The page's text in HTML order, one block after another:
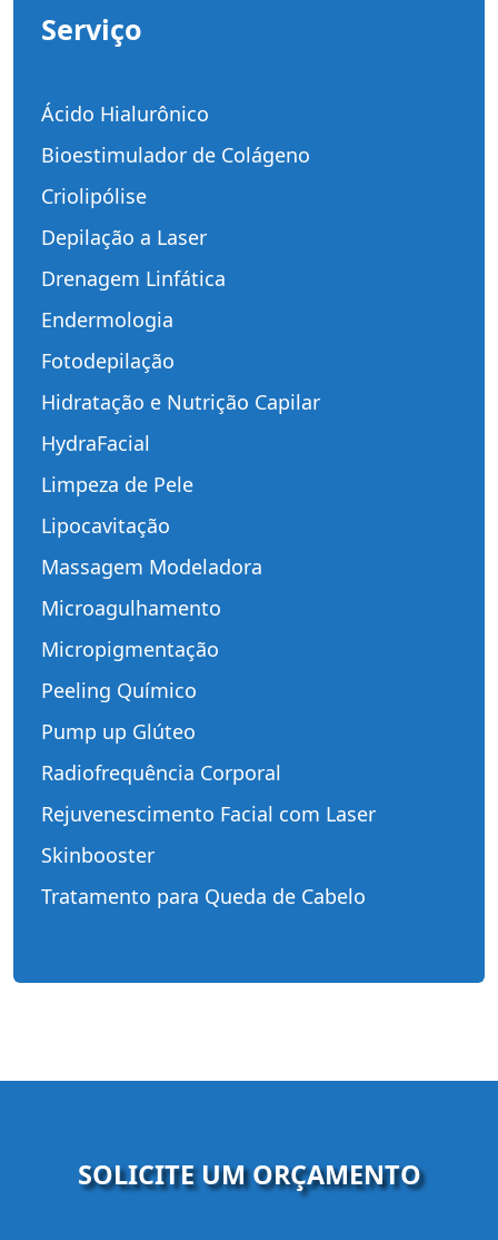
Serviço
Ácido Hialurônico
Bioestimulador de Colágeno
Criolipólise
Depilação a Laser
Drenagem Linfática
Endermologia
Fotodepilação
Hidratação e Nutrição Capilar
HydraFacial
Limpeza de Pele
Lipocavitação
Massagem Modeladora
Microagulhamento
Micropigmentação
Peeling Químico
Pump up Glúteo
Radiofrequência Corporal
Rejuvenescimento Facial com Laser
Skinbooster
Tratamento para Queda de Cabelo
SOLICITE UM ORÇAMENTO